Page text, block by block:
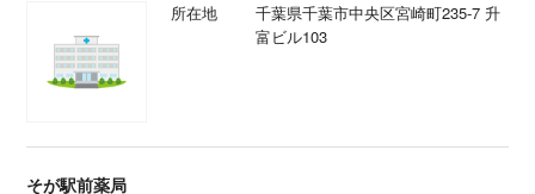
所在地
千葉県千葉市中央区宮崎町235-7 升
富ビル103
そが駅前薬局